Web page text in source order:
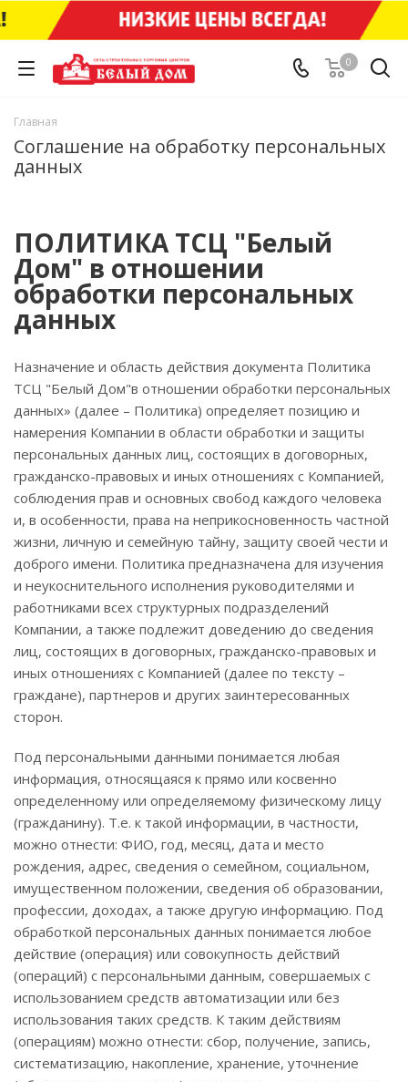
0
Главная
Соглашение на обработку персональных
данных
ПОЛИТИКА ТСЦ "Белый
Дом" в отношении
обработки персональных
данных
Назначение и область действия документа Политика
ТСЦ "Белый Дом"в отношении обработки персональных
данных» (далее – Политика) определяет позицию и
намерения Компании в области обработки и защиты
персональных данных лиц, состоящих в договорных,
гражданско-правовых и иных отношениях с Компанией,
соблюдения прав и основных свобод каждого человека
и, в особенности, права на неприкосновенность частной
жизни, личную и семейную тайну, защиту своей чести и
доброго имени. Политика предназначена для изучения
и неукоснительного исполнения руководителями и
работниками всех структурных подразделений
Компании, а также подлежит доведению до сведения
лиц, состоящих в договорных, гражданско-правовых и
иных отношениях с Компанией (далее по тексту –
граждане), партнеров и других заинтересованных
сторон.
Под персональными данными понимается любая
информация, относящаяся к прямо или косвенно
определенному или определяемому физическому лицу
(гражданину). Т.е. к такой информации, в частности,
можно отнести: ФИО, год, месяц, дата и место
рождения, адрес, сведения о семейном, социальном,
имущественном положении, сведения об образовании,
профессии, доходах, а также другую информацию. Под
обработкой персональных данных понимается любое
действие (операция) или совокупность действий
(операций) с персональными данным, совершаемых с
использованием средств автоматизации или без
использования таких средств. К таким действиям
(операциям) можно отнести: сбор, получение, запись,
систематизацию, накопление, хранение, уточнение